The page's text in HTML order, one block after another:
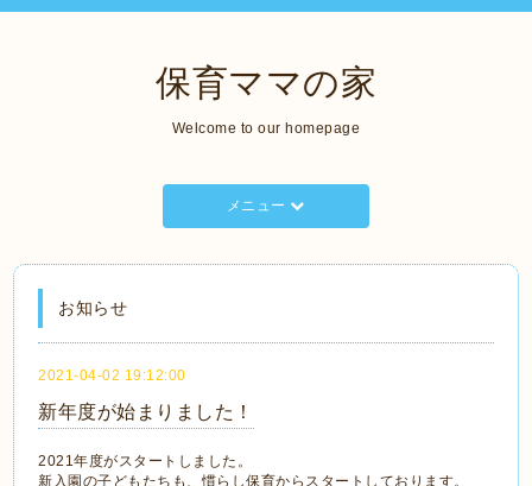
保育ママの家
Welcome to our homepage
メニュー
お知らせ
2021-04-02 19:12:00
新年度が始まりました！
2021年度がスタートしました。
新入園の子どもたちも、慣らし保育からスタートしております。